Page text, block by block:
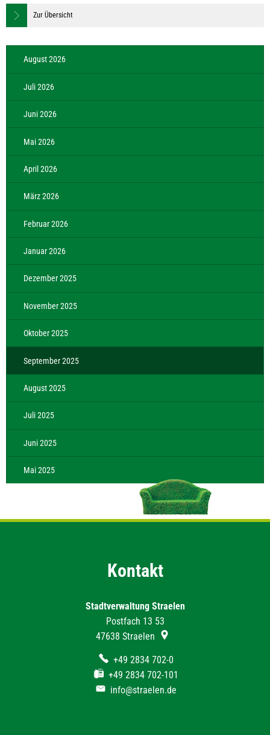
Zur Übersicht
August 2026
Juli 2026
Juni 2026
Mai 2026
April 2026
März 2026
Februar 2026
Januar 2026
Dezember 2025
November 2025
Oktober 2025
September 2025
August 2025
Juli 2025
Juni 2025
Mai 2025
Kontakt
Stadtverwaltung Straelen
Postfach 13 53
47638 Straelen
+49 2834 702-0
+49 2834 702-101
info@straelen.de